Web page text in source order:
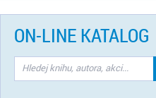
ON-LINE KATALOG